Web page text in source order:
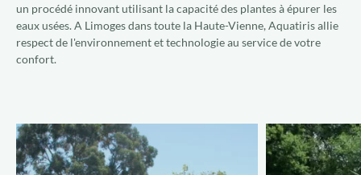
un procédé innovant utilisant la capacité des plantes à épurer les
eaux usées. A Limoges dans toute la Haute-Vienne, Aquatiris allie
respect de l'environnement et technologie au service de votre
confort.